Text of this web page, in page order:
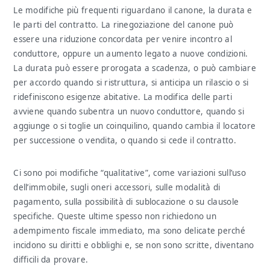
Le modifiche più frequenti riguardano il canone, la durata e
le parti del contratto. La rinegoziazione del canone può
essere una riduzione concordata per venire incontro al
conduttore, oppure un aumento legato a nuove condizioni.
La durata può essere prorogata a scadenza, o può cambiare
per accordo quando si ristruttura, si anticipa un rilascio o si
ridefiniscono esigenze abitative. La modifica delle parti
avviene quando subentra un nuovo conduttore, quando si
aggiunge o si toglie un coinquilino, quando cambia il locatore
per successione o vendita, o quando si cede il contratto.
Ci sono poi modifiche “qualitative”, come variazioni sull’uso
dell’immobile, sugli oneri accessori, sulle modalità di
pagamento, sulla possibilità di sublocazione o su clausole
specifiche. Queste ultime spesso non richiedono un
adempimento fiscale immediato, ma sono delicate perché
incidono su diritti e obblighi e, se non sono scritte, diventano
difficili da provare.